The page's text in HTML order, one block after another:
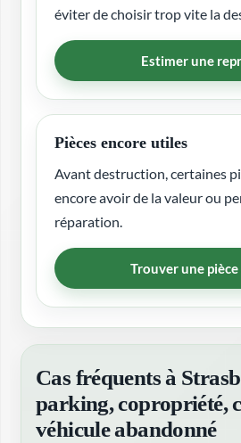
éviter de choisir trop vite la
Estimer une
Pièces encore utiles
Avant destruction, certaines
encore avoir de la valeur ou
réparation.
Trouver une
Cas fréquents à
parking, copropriété,
véhicule abandonné